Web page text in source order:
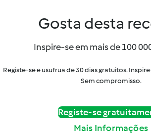
Gosta desta
Inspire-se em mais de 100
Registe-se e usufrua de 30 dias gratuitos.
Sem compromisso.
Registe-se
Mais Informações